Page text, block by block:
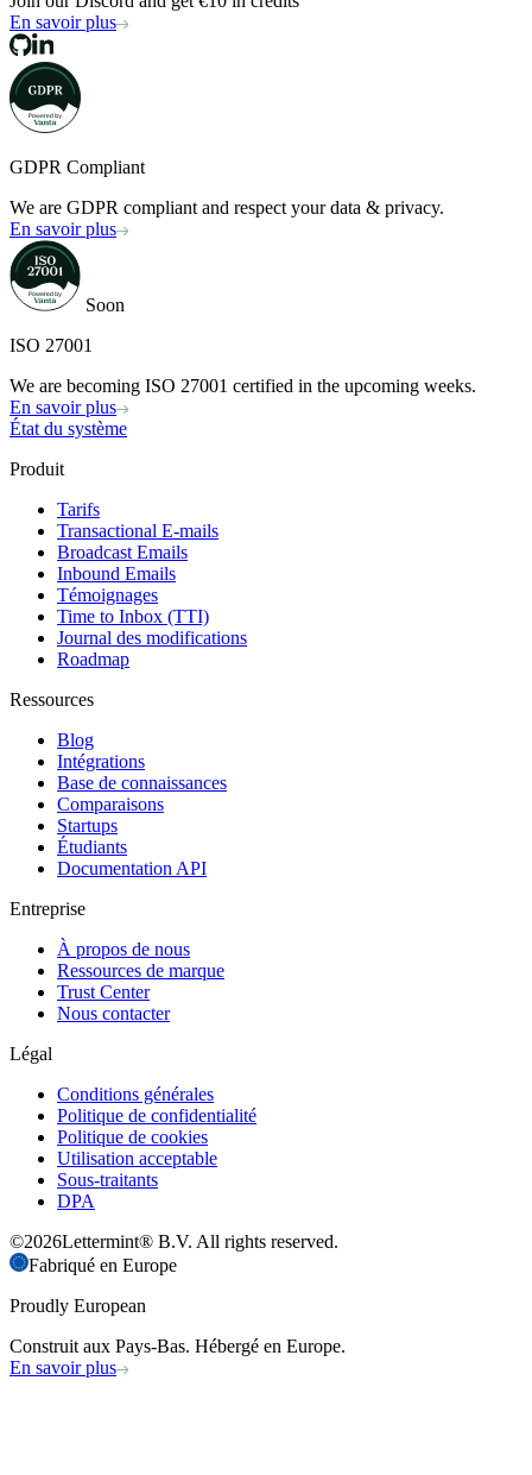
En savoir plus
GDPR Compliant
We are GDPR compliant and respect your data & privacy.
En savoir plus
Soon
ISO 27001
We are becoming ISO 27001 certified in the upcoming weeks.
En savoir plus
État du système
Produit
Tarifs
Transactional E-mails
Broadcast Emails
Inbound Emails
Témoignages
Time to Inbox (TTI)
Journal des modifications
Roadmap
Ressources
Blog
Intégrations
Base de connaissances
Comparaisons
Startups
Étudiants
Documentation API
Entreprise
À propos de nous
Ressources de marque
Trust Center
Nous contacter
Légal
Conditions générales
Politique de confidentialité
Politique de cookies
Utilisation acceptable
Sous-traitants
DPA
©2026Lettermint® B.V. All rights reserved.
Fabriqué en Europe
Proudly European
Construit aux Pays-Bas. Hébergé en Europe.
En savoir plus